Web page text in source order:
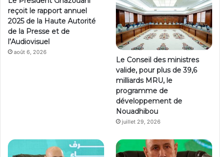
reçoit le rapport annuel
2025 de la Haute Autorité
de la Presse et de
l’Audiovisuel
août 6, 2026
Le Conseil des ministres
valide, pour plus de 39,6
milliards MRU, le
programme de
développement de
Nouadhibou
juillet 29, 2026